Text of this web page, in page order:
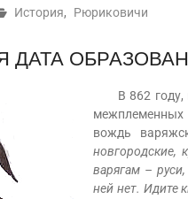
История, Рюриковичи
ДАТА
В 862 году,
вождь
новгородские,
варягам –
ней нет. Идите